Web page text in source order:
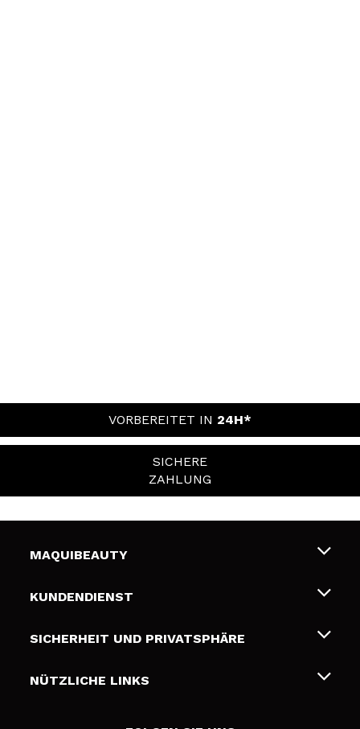
VORBEREITET IN 24H*
SICHERE
ZAHLUNG
MAQUIBEAUTY
Über uns
Geschenkkarten
KUNDENDIENST
Liefer- und Versandkosten
Zahlung
SICHERHEIT UND PRIVATSPHÄRE
Bedingungen und Datenschutz
NÜTZLICHE LINKS